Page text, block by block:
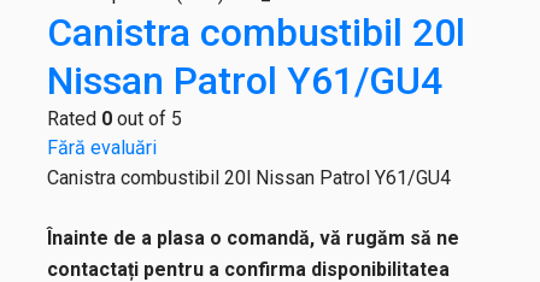
Canistra combustibil 20l
Nissan Patrol Y61/GU4
Rated 0 out of 5
Fără evaluări
Canistra combustibil 20l Nissan Patrol Y61/GU4
Înainte de a plasa o comandă, vă rugăm să ne
contactați pentru a confirma disponibilitatea